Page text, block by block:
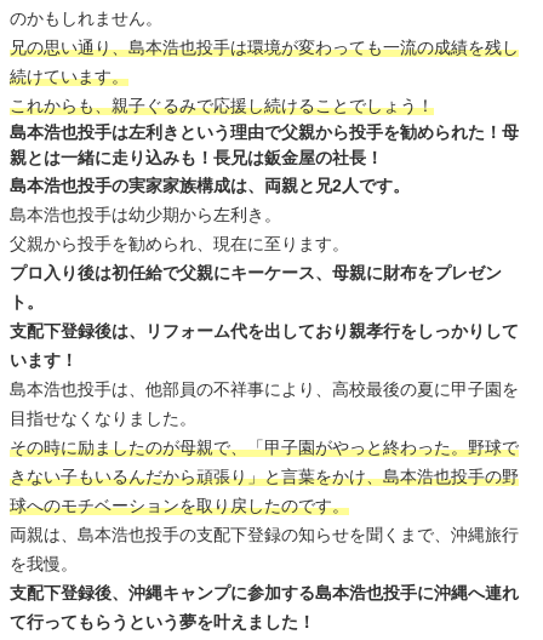
のかもしれません。
兄の思い通り、島本浩也投手は環境が変わっても一流の成績を残し
続けています。
これからも、親子ぐるみで応援し続けることでしょう！
島本浩也投手は左利きという理由で父親から投手を勧められた！母
親とは一緒に走り込みも！長兄は鈑金屋の社長！
島本浩也投手の実家家族構成は、両親と兄2人です。
島本浩也投手は幼少期から左利き。
父親から投手を勧められ、現在に至ります。
プロ入り後は初任給で父親にキーケース、母親に財布をプレゼン
ト。
支配下登録後は、リフォーム代を出しており親孝行をしっかりして
います！
島本浩也投手は、他部員の不祥事により、高校最後の夏に甲子園を
目指せなくなりました。
その時に励ましたのが母親で、「甲子園がやっと終わった。野球で
きない子もいるんだから頑張り」と言葉をかけ、島本浩也投手の野
球へのモチベーションを取り戻したのです。
両親は、島本浩也投手の支配下登録の知らせを聞くまで、沖縄旅行
を我慢。
支配下登録後、沖縄キャンプに参加する島本浩也投手に沖縄へ連れ
て行ってもらうという夢を叶えました！